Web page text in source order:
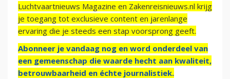
Luchtvaartnieuws Magazine en Zakenreisnieuws.nl krijg
je toegang tot exclusieve content en jarenlange
ervaring die je steeds een stap voorsprong geeft.
Abonneer je vandaag nog en word onderdeel van
een gemeenschap die waarde hecht aan kwaliteit,
betrouwbaarheid en échte journalistiek.